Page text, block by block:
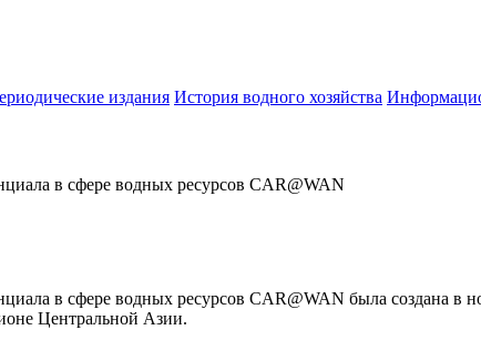
издания История водного хозяйства
в сфере водных ресурсов CAR@WAN
в сфере водных ресурсов CAR@WAN была создана в
Центральной Азии.